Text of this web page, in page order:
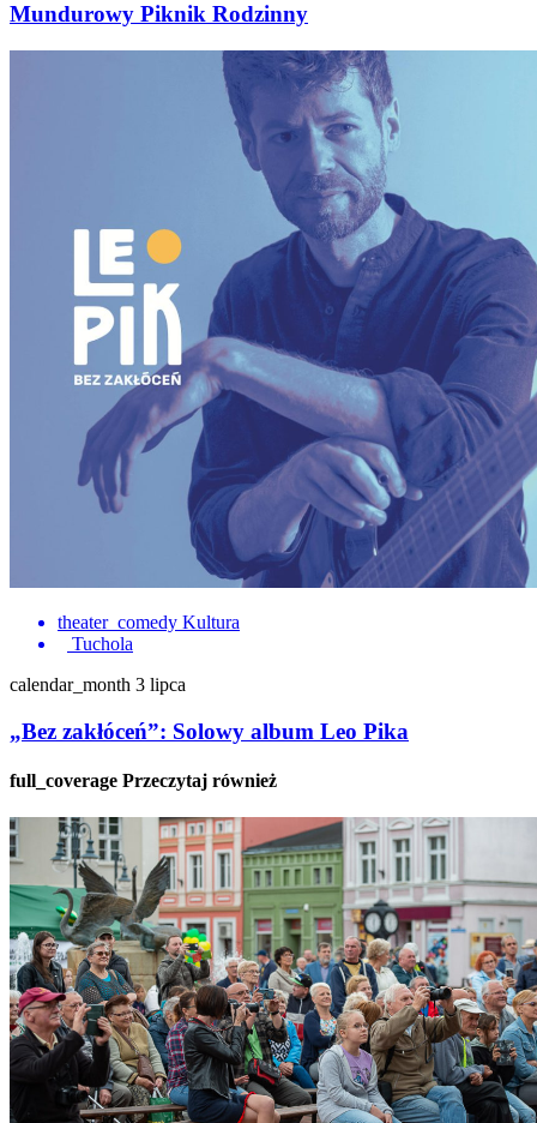
Mundurowy Piknik Rodzinny
theater_comedy Kultura
Tuchola
calendar_month 3 lipca
„Bez zakłóceń”: Solowy album Leo Pika
full_coverage Przeczytaj również